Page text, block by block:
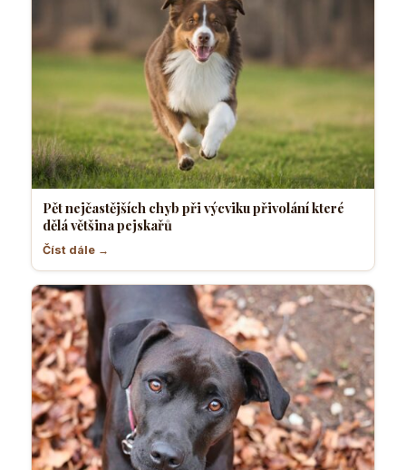
Pět nejčastějších chyb při výcviku přivolání které
dělá většina pejskařů
Číst dále →